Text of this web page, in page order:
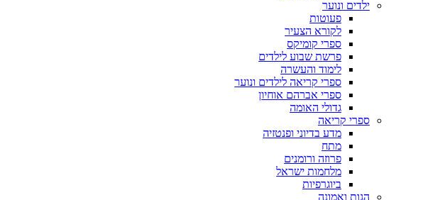
ילדים ונוער
פעוטות
לקורא הצעיר
ספרי קומיקס
פרשת שבוע לילדים
לימוד והעשרה
ספרי קריאה לילדים ונוער
ספרי אברהם אוחיון
גדולי האומה
ספרי קריאה
מדע בדיוני ופנטזיה
מתח
פרוזה ורומנים
מלחמות ישראל
ביוגרפיות
הגות ואמונה